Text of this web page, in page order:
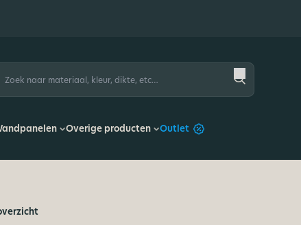
Overige producten Outlet